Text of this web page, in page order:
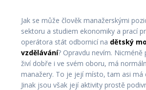
Jak se může člověk manažerskými
sektoru a studiem ekonomiky a prací
operátora stát odbornicí na dětský
vzdělávání? Opravdu nevím. Nicméně
živí dobře i ve svém oboru, má
manažery. To je její místo, tam asi má
Jinak jsou však její aktivity prostě